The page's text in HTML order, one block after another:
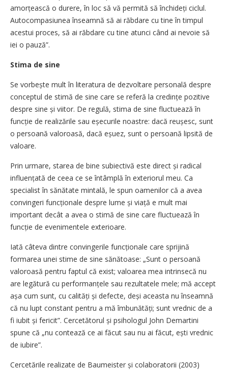
amorțească o durere, în loc să vă permită să închideți ciclul.
Autocompasiunea înseamnă să ai răbdare cu tine în timpul
acestui proces, să ai răbdare cu tine atunci când ai nevoie să
iei o pauză”.
Stima de sine
Se vorbește mult în literatura de dezvoltare personală despre
conceptul de stimă de sine care se referă la credințe pozitive
despre sine și viitor. De regulă, stima de sine fluctuează în
funcție de realizările sau eșecurile noastre: dacă reușesc, sunt
o persoană valoroasă, dacă eșuez, sunt o persoană lipsită de
valoare.
Prin urmare, starea de bine subiectivă este direct și radical
influențată de ceea ce se întâmplă în exteriorul meu. Ca
specialist în sănătate mintală, le spun oamenilor că a avea
convingeri funcționale despre lume și viață e mult mai
important decât a avea o stimă de sine care fluctuează în
funcție de evenimentele exterioare.
Iată câteva dintre convingerile funcționale care sprijină
formarea unei stime de sine sănătoase: „Sunt o persoană
valoroasă pentru faptul că exist; valoarea mea intrinsecă nu
are legătură cu performanțele sau rezultatele mele; mă accept
așa cum sunt, cu calități și defecte, deși aceasta nu înseamnă
că nu lupt constant pentru a mă îmbunătăți; sunt vrednic de a
fi iubit și fericit”. Cercetătorul și psihologul John Demartini
spune că „nu contează ce ai făcut sau nu ai făcut, ești vrednic
de iubire”.
Cercetările realizate de Baumeister și colaboratorii (2003)